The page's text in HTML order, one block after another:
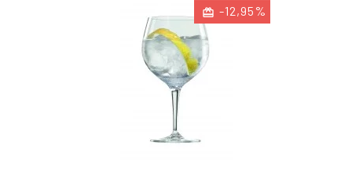
-12,95%